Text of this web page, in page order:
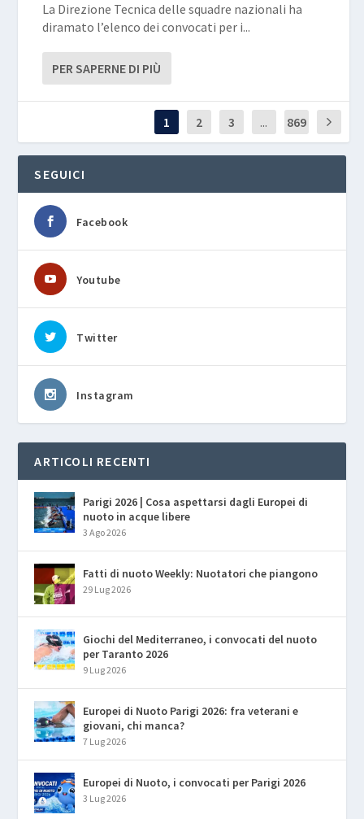
La Direzione Tecnica delle squadre nazionali ha
diramato l’elenco dei convocati per i...
PER SAPERNE DI PIÙ
1 2 3 ... 869
SEGUICI
Facebook
Youtube
Twitter
Instagram
ARTICOLI RECENTI
Parigi 2026 | Cosa aspettarsi dagli Europei di
nuoto in acque libere
3 Ago 2026
Fatti di nuoto Weekly: Nuotatori che piangono
29 Lug 2026
Giochi del Mediterraneo, i convocati del nuoto
per Taranto 2026
9 Lug 2026
Europei di Nuoto Parigi 2026: fra veterani e
giovani, chi manca?
7 Lug 2026
Europei di Nuoto, i convocati per Parigi 2026
3 Lug 2026